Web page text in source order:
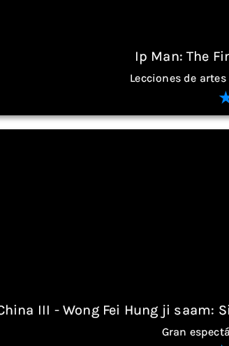
Ip Man: The
Lecciones de
III - Wong Fei Hung ji saam:
Gran